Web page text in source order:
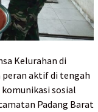
Kelurahan di
aktif di tengah
sosial
Padang Barat